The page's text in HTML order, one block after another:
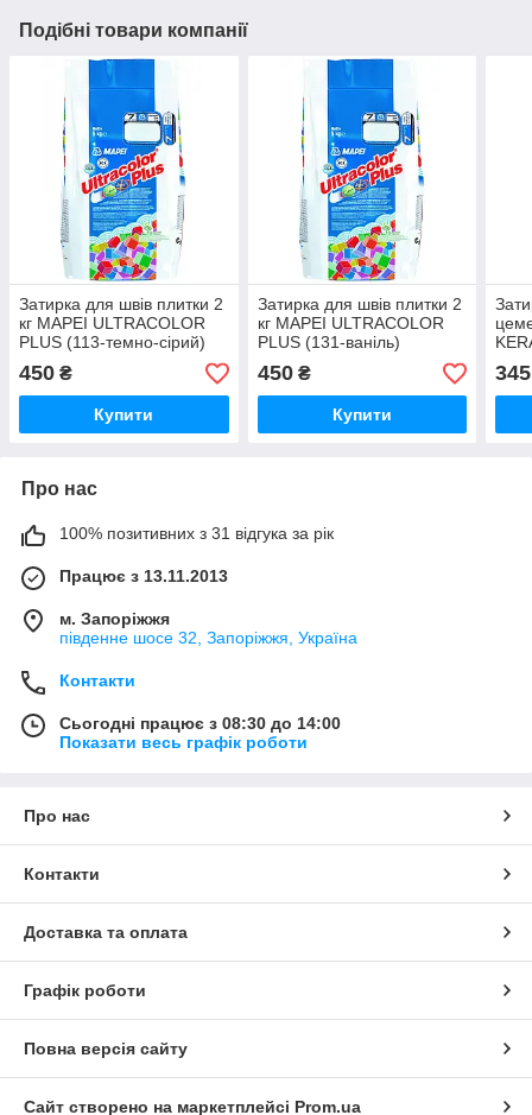
Подібні товари компанії
Затирка для швів плитки 2
кг MAPEI ULTRACOLOR
PLUS (113-темно-сірий)
450 ₴
Купити
Затирка для швів плитки 2
кг MAPEI ULTRACOLOR
PLUS (131-ваніль)
450₴
Купити
345
Про нас
100% позитивних з 31 відгука за рік
Працює з 13.11.2013
м. Запоріжжя
південне шосе 32, Запоріжжя, Україна
Контакти
Сьогодні працює з 08:30 до 14:00
Показати весь графік роботи
Про нас
Контакти
Доставка та оплата
Графік роботи
Повна версія сайту
Сайт створено на маркетплейсі Prom.ua